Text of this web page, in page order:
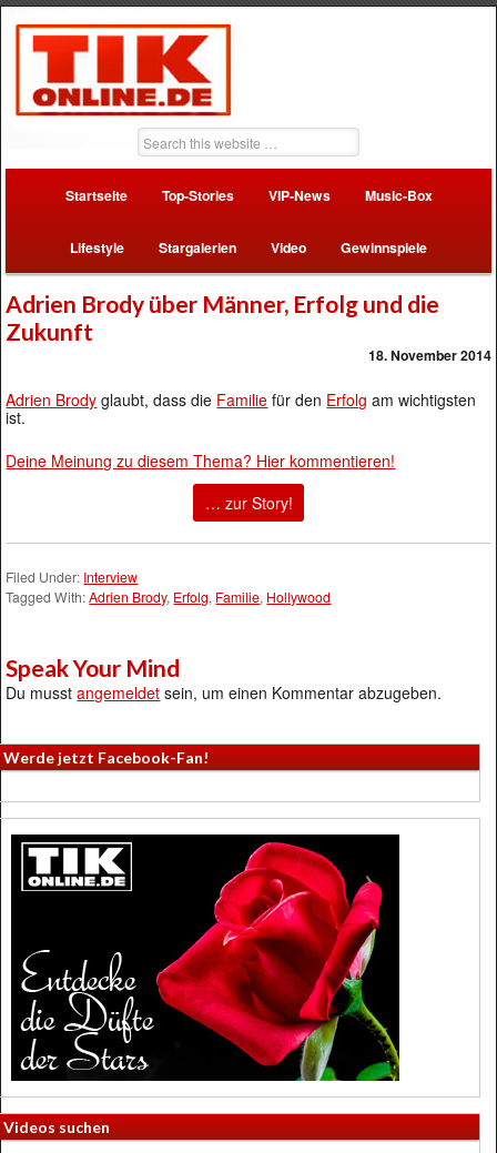
Startseite Top-Stories VIP-News Music-Box
Lifestyle Stargalerien Video Gewinnspiele
Adrien Brody über Männer, Erfolg und die
Zukunft
18. November 2014
Adrien Brody glaubt, dass die Familie für den Erfolg am wichtigsten
ist.
Deine Meinung zu diesem Thema? Hier kommentieren!
… zur Story!
Filed Under: Interview
Tagged With:Adrien Brody, Erfolg, Familie, Hollywood
Speak Your Mind
Du musstangemeldet sein, um einen Kommentar abzugeben.
Werde jetzt Facebook-Fan!
Videos suchen